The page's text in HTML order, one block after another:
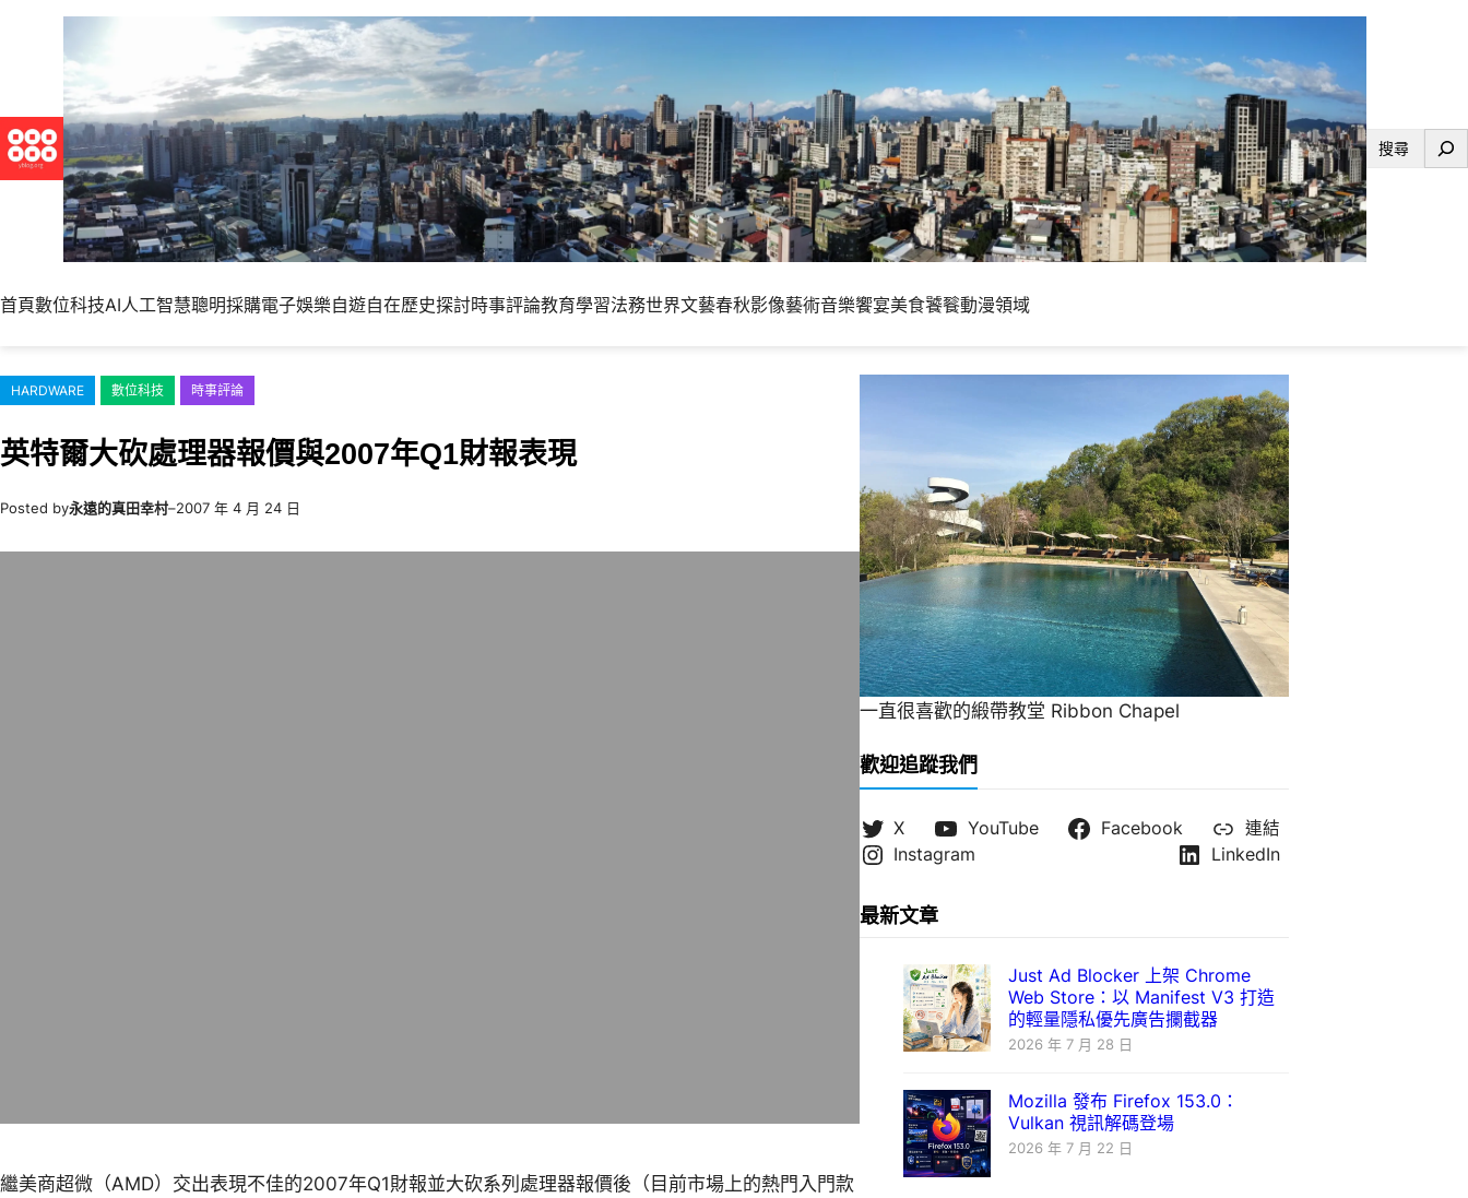
內
容
搜
首頁數位科技AI人工智慧聰明採購電子娛樂自遊自在歷史探討時事評論教育學習法務世界文藝春秋影像藝術音樂饗宴美食饕餮動漫領域
HARDWARE 數位科技 時事評論
英特爾大砍處理器報價與2007年Q1財報表現
Posted by永遠的真田幸村–2007 年 4 月 24 日
繼美商超微（AMD）交出表現不佳的2007年Q1財報並大砍系列處理器報價後（目前市場上的熱門入門款
一直很喜歡的緞帶教堂 Ribbon Chapel
歡迎追蹤我們
X YouTube Facebook
連結
Instagram
LinkedIn
最新文章
Just Ad Blocker 上架 Chrome
Web Store：以 Manifest V3 打造
的輕量隱私優先廣告攔截器
2026 年 7 月 28 日
Mozilla 發布 Firefox 153.0：
Vulkan 視訊解碼登場
2026 年 7 月 22 日